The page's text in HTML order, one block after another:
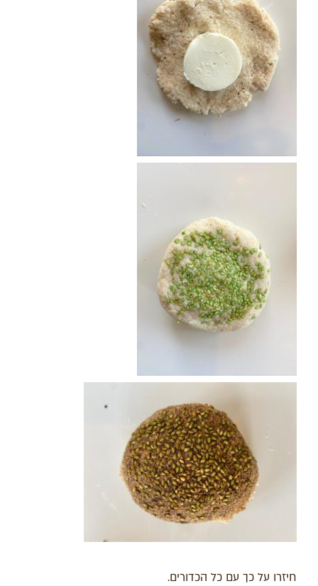
חיזרו על כך עם כל הכדורים.